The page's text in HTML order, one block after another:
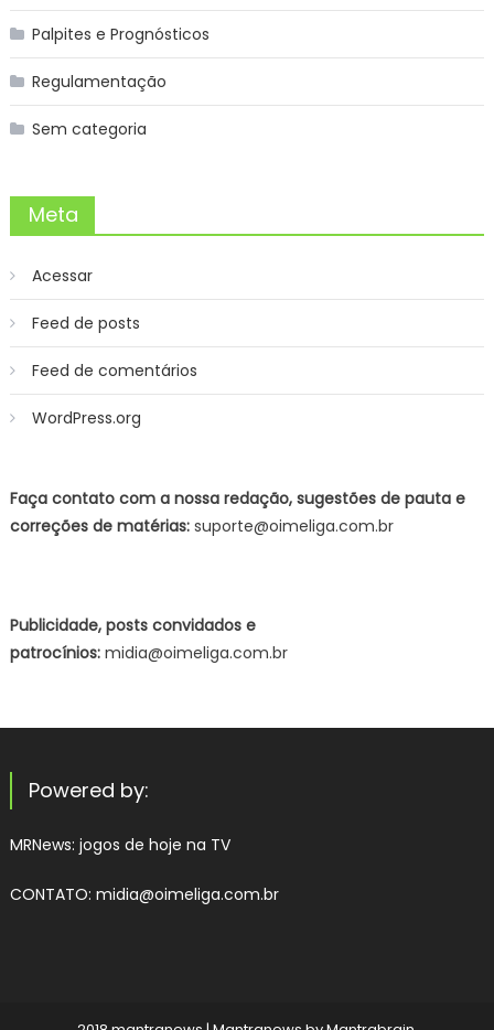
Palpites e Prognósticos
Regulamentação
Sem categoria
Meta
Acessar
Feed de posts
Feed de comentários
WordPress.org
Faça contato com a nossa redação, sugestões de pauta e
correções de matérias:suporte@oimeliga.com.br
Publicidade, posts convidados e
patrocínios:midia@oimeliga.com.br
Powered by:
MRNews: jogos de hoje na TV
CONTATO: midia@oimeliga.com.br